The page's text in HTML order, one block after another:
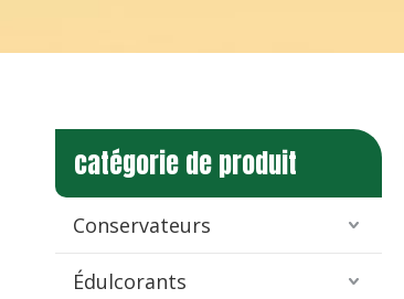
catégorie de produit
Conservateurs
Édulcorants